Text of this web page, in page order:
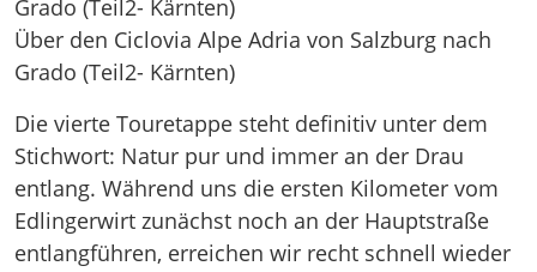
Über den Ciclovia Alpe Adria von Salzburg nach
Grado (Teil2- Kärnten)
Die vierte Touretappe steht definitiv unter dem
Stichwort: Natur pur und immer an der Drau
entlang. Während uns die ersten Kilometer vom
Edlingerwirt zunächst noch an der Hauptstraße
entlangführen, erreichen wir recht schnell wieder